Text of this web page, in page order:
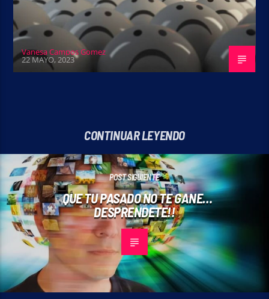
Vanesa Campos Gomez
22 MAYO, 2023
CONTINUAR LEYENDO
POST SIGUIENTE
QUE TU PASADO NO TE GANE…
DESPRENDETE!!